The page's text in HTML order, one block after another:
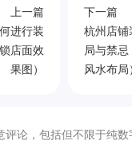
上一篇
进行装
店面效
果图）
下一篇
杭州店铺
局与禁
风水布局
评论，包括但不限于纯